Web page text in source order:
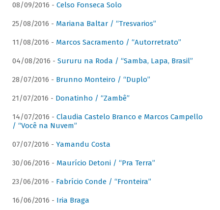
08/09/2016 - Celso Fonseca Solo
25/08/2016 - Mariana Baltar / “Tresvarios”
11/08/2016 - Marcos Sacramento / “Autorretrato”
04/08/2016 - Sururu na Roda / “Samba, Lapa, Brasil”
28/07/2016 - Brunno Monteiro / “Duplo”
21/07/2016 - Donatinho / “Zambê”
14/07/2016 - Claudia Castelo Branco e Marcos Campello
/ “Você na Nuvem”
07/07/2016 - Yamandu Costa
30/06/2016 - Maurício Detoni / “Pra Terra”
23/06/2016 - Fabrício Conde / “Fronteira”
16/06/2016 - Iria Braga